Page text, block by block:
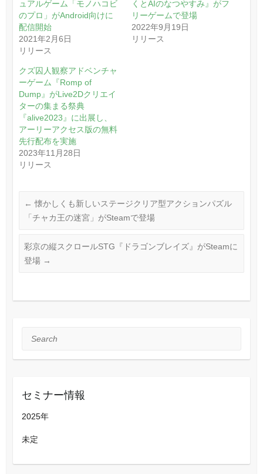
ュアルゲーム「モノハコビ
のプロ」がAndroid向けに
配信開始
2021年2月6日
リリース
くとAIのなつやすみ』がフ
リーゲームで登場
2022年9月19日
リリース
クズ囚人観察アドベンチャ
ーゲーム『Romp of
Dump』がLive2Dクリエイ
ターの集まる祭典
『alive2023』に出展し、
アーリーアクセス版の無料
先行配布を実施
2023年11月28日
リリース
← 懐かしくも新しいステージクリア型アクションパズル
「チャカ王の迷宮」がSteamで登場
彩京の縦スクロールSTG『ドラゴンブレイズ』がSteamに
登場 →
Search
セミナー情報
2025年
未定